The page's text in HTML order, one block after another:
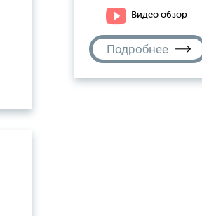
Видео обзор
Подробнее